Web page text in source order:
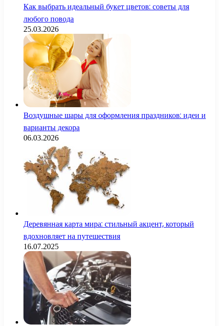
Как выбрать идеальный букет цветов: советы для
любого повода
25.03.2026
Воздушные шары для оформления праздников: идеи и
варианты декора
06.03.2026
Деревянная карта мира: стильный акцент, который
вдохновляет на путешествия
16.07.2025